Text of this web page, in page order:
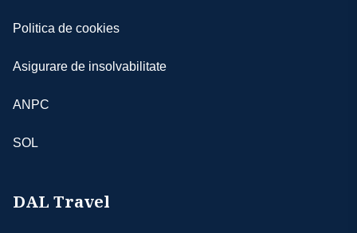
Politica de cookies
Asigurare de insolvabilitate
ANPC
SOL
DAL Travel